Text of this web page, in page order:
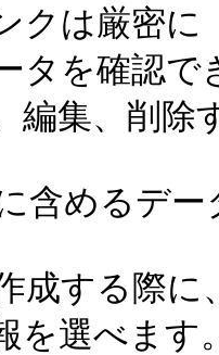
クは厳密
タを確認
編集、削除
めるデー
成する際
を選べま